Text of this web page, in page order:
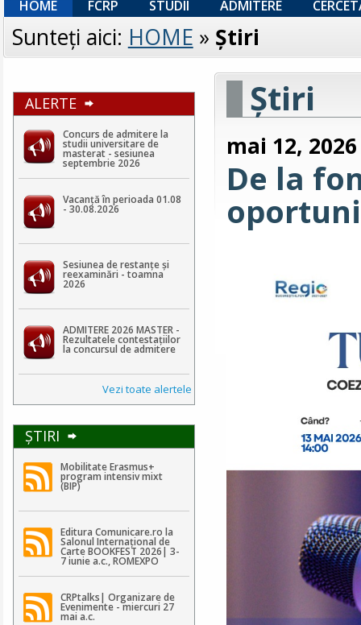
HOME FCRP STUDII ADMITERE
Sunteţi aici: HOME » Ştiri
ALERTE
Concurs de admitere la
studii universitare de
masterat - sesiunea
septembrie 2026
Vacanță în perioada 01.08
- 30.08.2026
Sesiunea de restanțe și
reexaminări - toamna
2026
ADMITERE 2026 MASTER -
Rezultatele contestaţiilor
la concursul de admitere
Vezi toate alertele
ŞTIRI
Mobilitate Erasmus+
program intensiv mixt
(BIP)
Editura Comunicare.ro la
Salonul Internațional de
Carte BOOKFEST 2026| 3-
7 iunie a.c., ROMEXPO
CRPtalks| Organizare de
Evenimente - miercuri 27
mai a.c.
Ştiri
mai 12, 2026
De la